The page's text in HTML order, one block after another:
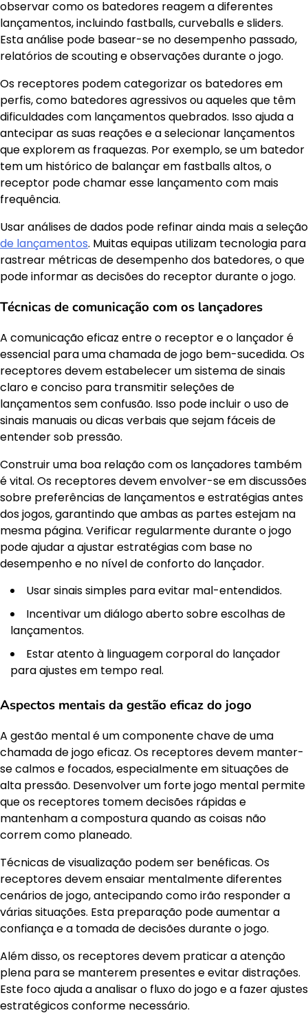
observar como os batedores reagem a diferentes
lançamentos, incluindo fastballs, curveballs e sliders.
Esta análise pode basear-se no desempenho passado,
relatórios de scouting e observações durante o jogo.
Os receptores podem categorizar os batedores em
perfis, como batedores agressivos ou aqueles que têm
dificuldades com lançamentos quebrados. Isso ajuda a
antecipar as suas reações e a selecionar lançamentos
que explorem as fraquezas. Por exemplo, se um batedor
tem um histórico de balançar em fastballs altos, o
receptor pode chamar esse lançamento com mais
frequência.
Usar análises de dados pode refinar ainda mais a seleção
de lançamentos. Muitas equipas utilizam tecnologia para
rastrear métricas de desempenho dos batedores, o que
pode informar as decisões do receptor durante o jogo.
Técnicas de comunicação com os lançadores
A comunicação eficaz entre o receptor e o lançador é
essencial para uma chamada de jogo bem-sucedida. Os
receptores devem estabelecer um sistema de sinais
claro e conciso para transmitir seleções de
lançamentos sem confusão. Isso pode incluir o uso de
sinais manuais ou dicas verbais que sejam fáceis de
entender sob pressão.
Construir uma boa relação com os lançadores também
é vital. Os receptores devem envolver-se em discussões
sobre preferências de lançamentos e estratégias antes
dos jogos, garantindo que ambas as partes estejam na
mesma página. Verificar regularmente durante o jogo
pode ajudar a ajustar estratégias com base no
desempenho e no nível de conforto do lançador.
Usar sinais simples para evitar mal-entendidos.
Incentivar um diálogo aberto sobre escolhas de
lançamentos.
Estar atento à linguagem corporal do lançador
para ajustes em tempo real.
Aspectos mentais da gestão eficaz do jogo
A gestão mental é um componente chave de uma
chamada de jogo eficaz. Os receptores devem manter-
se calmos e focados, especialmente em situações de
alta pressão. Desenvolver um forte jogo mental permite
que os receptores tomem decisões rápidas e
mantenham a compostura quando as coisas não
correm como planeado.
Técnicas de visualização podem ser benéficas. Os
receptores devem ensaiar mentalmente diferentes
cenários de jogo, antecipando como irão responder a
várias situações. Esta preparação pode aumentar a
confiança e a tomada de decisões durante o jogo.
Além disso, os receptores devem praticar a atenção
plena para se manterem presentes e evitar distrações.
Este foco ajuda a analisar o fluxo do jogo e a fazer ajustes
estratégicos conforme necessário.